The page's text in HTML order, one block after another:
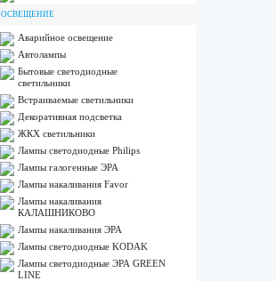
ОСВЕЩЕНИЕ
Аварийное освещение
Автолампы
Бытовые светодиодные
светильники
Встраиваемые светильники
Декоративная подсветка
ЖКХ светильники
Лампы cветодиодные Philips
Лампы галогенные ЭРА
Лампы накаливания Favor
Лампы накаливания
КАЛАШНИКОВО
Лампы накаливания ЭРА
Лампы светодиодные KODAK
Лампы светодиодные ЭРА GREEN
LINE